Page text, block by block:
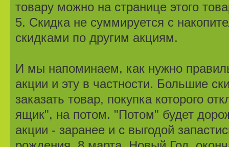
товару можно на странице этого
5. Скидка не суммируется с
скидками по другим акциям.
И мы напоминаем, как нужно
акции и эту в частности. Большие
заказать товар, покупка которого
ящик", на потом. "Потом" будет
акции - заранее и с выгодой